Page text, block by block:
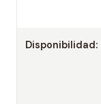
Disponibilidad: